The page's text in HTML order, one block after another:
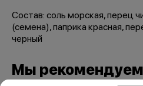
Состав: соль морская, перец
(семена), паприка красная,
черный
Мы рекомендуем